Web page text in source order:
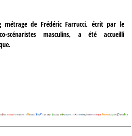
de Frédéric Farrucci, écrit par le
scénaristes masculins, a été accueilli